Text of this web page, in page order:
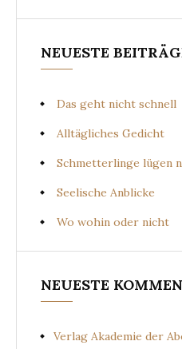
NEUESTE
Das geht nicht schnell
Alltägliches Gedicht
Schmetterlinge lügen
Seelische Anblicke
Wo wohin oder nicht
NEUESTE
Verlag Akademie der